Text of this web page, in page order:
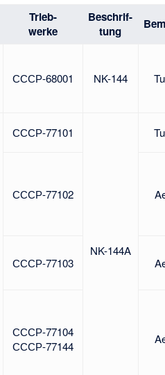
Trieb-
werke
Beschrif-
tung
СССР-68001 NK-144
СССР-77101
NK-144A
СССР-77102
СССР-77103
СССР-77104
СССР-77144